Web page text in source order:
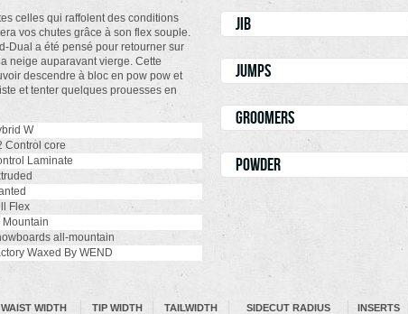
celles qui raffolent des conditions
vos chutes grâce à son flex souple.
Dual a été pensé pour retourner sur
neige auparavant vierge. Cette
descendre à bloc en pow pow et
et tenter quelques prouesses en
W
Control core
Laminate
Flex
Mountain
all-mountain
Waxed By WEND
jib
jumps
groomers
powder
WAIST WIDTH
TIP WIDTH
TAILWIDTH
SIDECUT RADIUS
INSERTS